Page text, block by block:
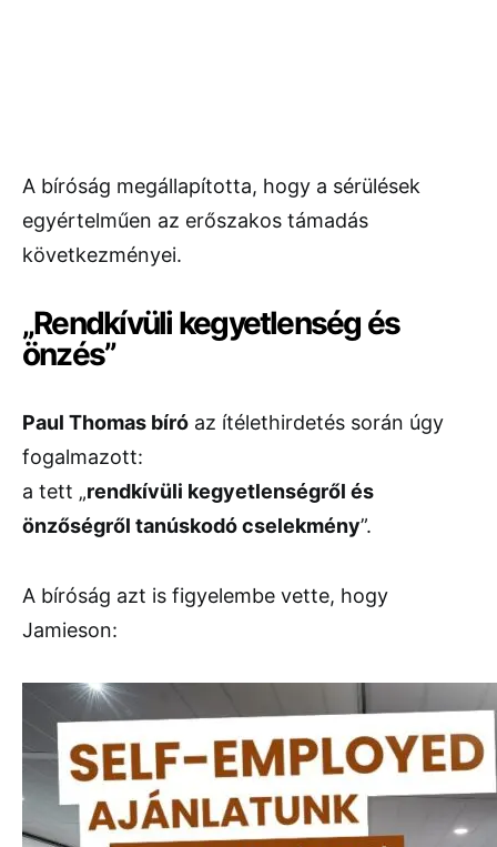
A bíróság megállapította, hogy a sérülések
egyértelműen az erőszakos támadás
következményei.
„Rendkívüli kegyetlenség és
önzés”
Paul Thomas bíró az ítélethirdetés során úgy
fogalmazott:
a tett „rendkívüli kegyetlenségről és
önzőségről tanúskodó cselekmény”.
A bíróság azt is figyelembe vette, hogy
Jamieson: